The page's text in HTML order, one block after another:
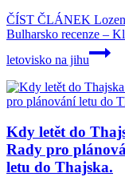
ČÍST ČLÁNEK
Bulharsko recenze –
letovisko na jihu
Kdy letět do
Rady pro
letu do Thajska.